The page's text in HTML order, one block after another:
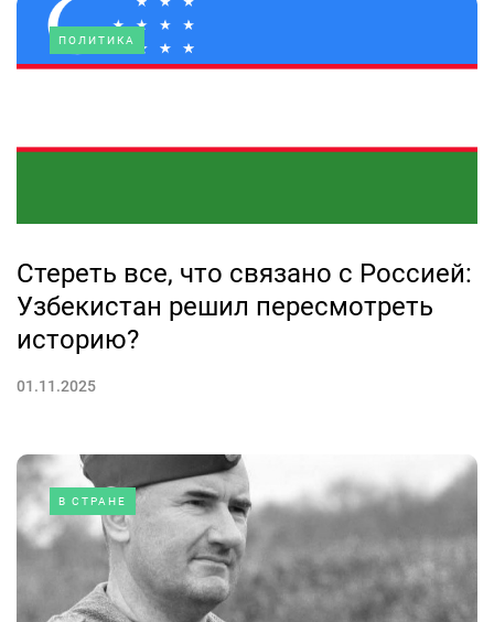
ПОЛИТИКА
Стереть все, что связано с Россией:
Узбекистан решил пересмотреть
историю?
01.11.2025
В СТРАНЕ